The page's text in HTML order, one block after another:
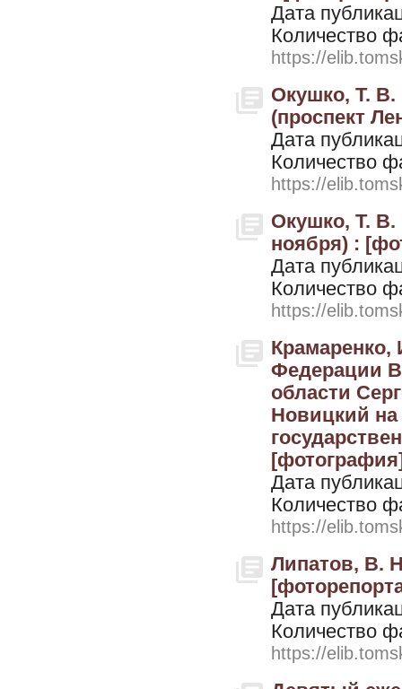
Дата
Количество
https://
Окушко, Т. В.
(проспект
Дата
Количество
https://
Окушко, Т.
ноября) :
Дата
Количество
https://
Крамаренко,
Федерации
области
Новицкий на
Дата
Количество
https://
Липатов, В.
Дата
Количество
https://